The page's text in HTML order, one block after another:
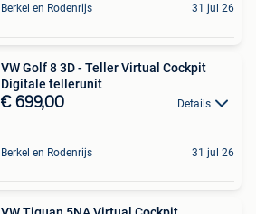
Berkel en Rodenrijs 31 jul 26
VW Golf 8 3D - Teller Virtual Cockpit
Digitale tellerunit
€ 699,00 Details
Berkel en Rodenrijs 31 jul 26